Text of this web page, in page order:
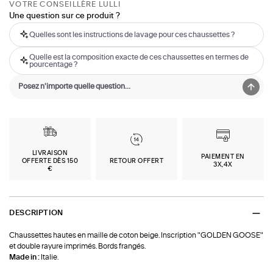
VOTRE CONSEILLÈRE LULLI
Une question sur ce produit ?
Quelles sont les instructions de lavage pour ces chaussettes ?
Quelle est la composition exacte de ces chaussettes en termes de
pourcentage ?
LIVRAISON
OFFERTE DÈS 150
€
RETOUR OFFERT
PAIEMENT EN
3X,4X
DESCRIPTION
Chaussettes hautes en maille de coton beige. Inscription "GOLDEN GOOSE"
et double rayure imprimés. Bords frangés.
Made in : Italie.